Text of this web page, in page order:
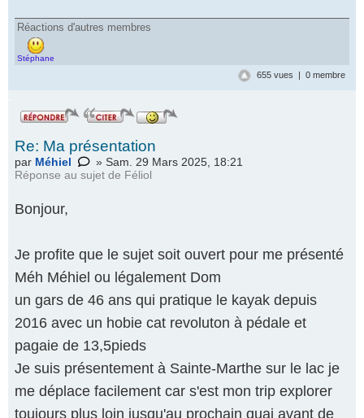
Réactions d'autres membres
Stéphane
655 vues | 0 membre
.
Re: Ma présentation
par Méhiel
» Sam. 29 Mars 2025, 18:21
Réponse au sujet de Féliol
Bonjour,
Je profite que le sujet soit ouvert pour me présenté
Méh Méhiel ou légalement Dom
un gars de 46 ans qui pratique le kayak depuis
2016 avec un hobie cat revoluton à pédale et
pagaie de 13,5pieds
Je suis présentement à Sainte-Marthe sur le lac je
me déplace facilement car s'est mon trip explorer
toujours plus loin jusqu'au prochain quai avant de